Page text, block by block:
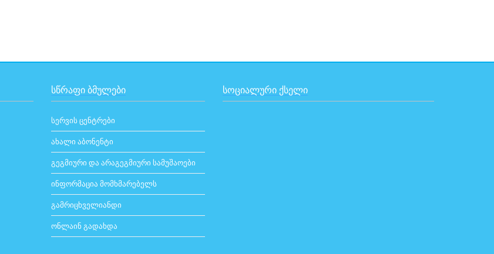
ᲡᲬᲠᲐᲤᲘ ᲑᲛᲣᲚᲔᲑᲘ
სერვის ცენტრები
ახალი აბონენტი
გეგმიური და არაგეგმიური სამუშაოები
ინფორმაცია მომხმარებელს
გამრიცხველიანდი
ონლაინ გადახდა
ᲡᲝᲪᲘᲐᲚᲣᲠᲘ ᲥᲡᲔᲚᲘ